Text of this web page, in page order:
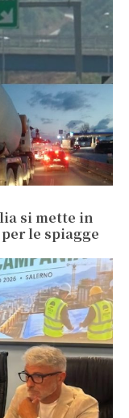
si mette in
le spiagge